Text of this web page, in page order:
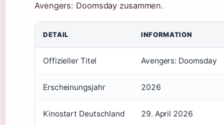
Avengers: Doomsday zusammen.
DETAIL INFORMATION
Offizieller Titel Avengers: Doomsday
Erscheinungsjahr 2026
Kinostart Deutschland 29. April 2026